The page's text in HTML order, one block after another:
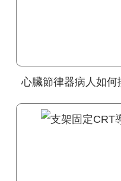
心臟節律器病人如何